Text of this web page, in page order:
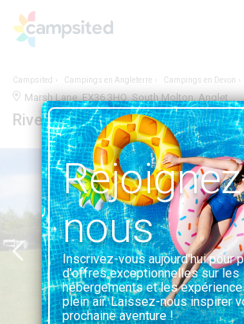
Campsited Campings en Angleterre Campings en Devon
Marsh Lane, EX36 3HQ, South Molton, Angleterre | 1.6KM DE SOUTH MOLTON
Riverside Caravan and Camping
nous
Inscrivez-vous aujourd'hui pour
d'offres exceptionnelles sur les
hébergements et les
plein air. Laissez-nous inspirer
prochaine aventure !